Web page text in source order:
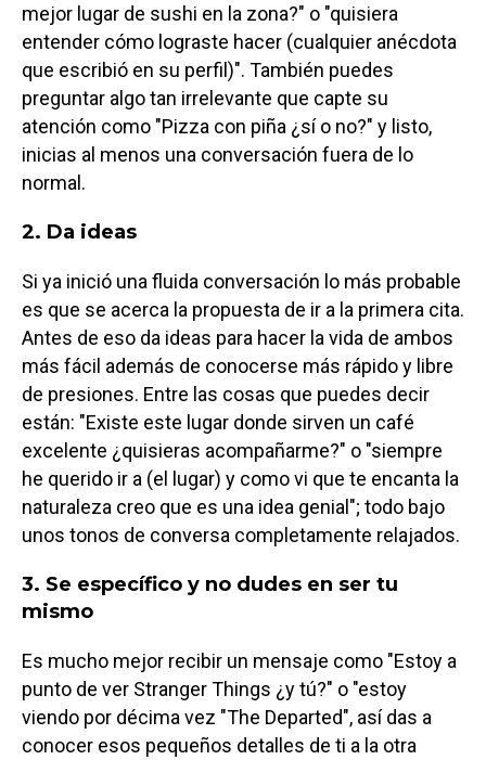
mejor lugar de sushi en la zona?" o "quisiera
entender cómo lograste hacer (cualquier anécdota
que escribió en su perfil)". También puedes
preguntar algo tan irrelevante que capte su
atención como "Pizza con piña ¿sí o no?" y listo,
inicias al menos una conversación fuera de lo
normal.
2. Da ideas
Si ya inició una fluida conversación lo más probable
es que se acerca la propuesta de ir a la primera cita.
Antes de eso da ideas para hacer la vida de ambos
más fácil además de conocerse más rápido y libre
de presiones. Entre las cosas que puedes decir
están: "Existe este lugar donde sirven un café
excelente ¿quisieras acompañarme?" o "siempre
he querido ir a (el lugar) y como vi que te encanta la
naturaleza creo que es una idea genial"; todo bajo
unos tonos de conversa completamente relajados.
3. Se específico y no dudes en ser tu
mismo
Es mucho mejor recibir un mensaje como "Estoy a
punto de ver Stranger Things ¿y tú?" o "estoy
viendo por décima vez "The Departed", así das a
conocer esos pequeños detalles de ti a la otra